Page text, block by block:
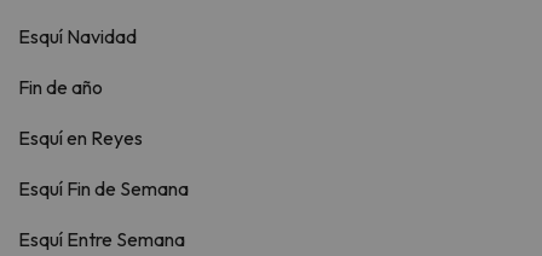
Esquí Navidad
Fin de año
Esquí en Reyes
Esquí Fin de Semana
Esquí Entre Semana